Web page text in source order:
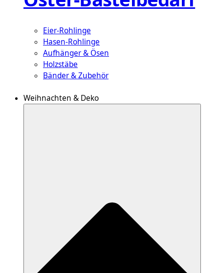
Eier-Rohlinge
Hasen-Rohlinge
Aufhänger & Ösen
Holzstäbe
Bänder & Zubehör
Weihnachten & Deko